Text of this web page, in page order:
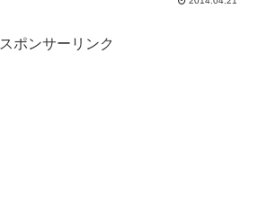
スポンサーリンク